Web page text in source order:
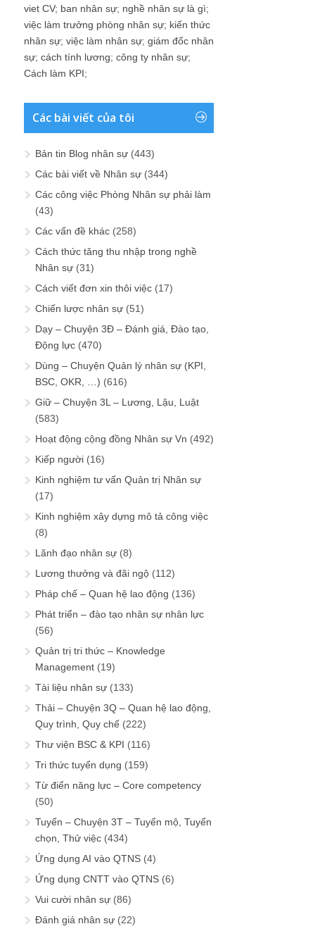
viet CV; ban nhân sự; nghề nhân sự là gì;
việc làm trưởng phòng nhân sự; kiến thức
nhân sự; việc làm nhân sự; giám đốc nhân
sự; cách tính lương; công ty nhân sự;
Cách làm KPI;
Các bài viết của tôi
Bản tin Blog nhân sự (443)
Các bài viết về Nhân sự (344)
Các công việc Phòng Nhân sự phải làm
(43)
Các vấn đề khác (258)
Cách thức tăng thu nhập trong nghề
Nhân sự (31)
Cách viết đơn xin thôi việc (17)
Chiến lược nhân sự (51)
Dạy – Chuyện 3Đ – Đánh giá, Đào tạo,
Động lực (470)
Dùng – Chuyện Quản lý nhân sự (KPI,
BSC, OKR, …) (616)
Giữ – Chuyện 3L – Lương, Lậu, Luật
(583)
Hoạt động cộng đồng Nhân sự Vn (492)
Kiếp người (16)
Kinh nghiệm tư vấn Quản trị Nhân sự
(17)
Kinh nghiệm xây dựng mô tả công việc
(8)
Lãnh đạo nhân sự (8)
Lương thưởng và đãi ngộ (112)
Pháp chế – Quan hệ lao động (136)
Phát triển – đào tạo nhân sự nhân lực
(56)
Quản trị tri thức – Knowledge
Management (19)
Tài liệu nhân sự (133)
Thải – Chuyện 3Q – Quan hệ lao động,
Quy trình, Quy chế (222)
Thư viện BSC & KPI (116)
Tri thức tuyển dụng (159)
Từ điển năng lực – Core competency
(50)
Tuyển – Chuyện 3T – Tuyển mộ, Tuyển
chọn, Thử việc (434)
Ứng dụng AI vào QTNS (4)
Ứng dụng CNTT vào QTNS (6)
Vui cười nhân sự (86)
Đánh giá nhân sự (22)